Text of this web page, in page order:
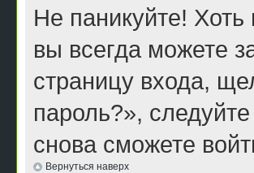
Не паникуйте!
вы всегда можете
страницу входа,
пароль?»,
снова сможете
Вернуться наверх